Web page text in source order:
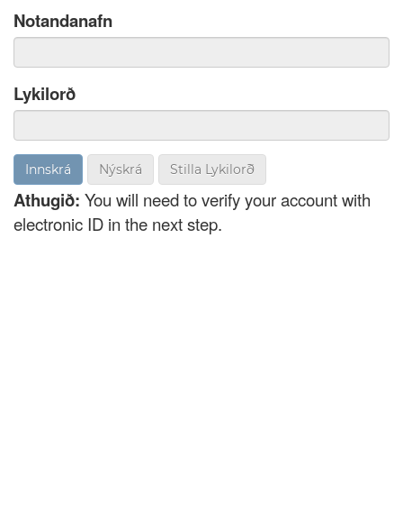
Notandanafn
Lykilorð
Nýskrá Stilla Lykilorð
Athugið: You will need to verify your account with
electronic ID in the next step.